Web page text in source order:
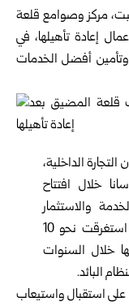
مركز وصوامع قلعة
إعادة تأهيلها، في
وتأمين أفضل الخدمات
الداخلية،
خلال ‏افتتاح
‏والاستثمار
الجزئي بعد انتهاء أعمال صيانة وترميم استغرقت نحو 10
خلال السنوات
البائد.‏
على استقبال واستيعاب